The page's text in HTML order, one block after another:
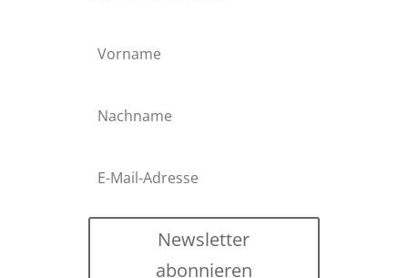
Newsletter
abonnieren